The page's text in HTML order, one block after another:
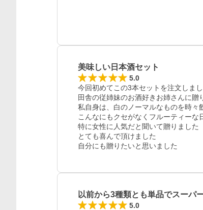
美味しい日本酒セット
5.0
今回初めてこの3本セットを注文しま
田舎の従姉妹のお酒好きお姉さんに贈
私自身は、白のノーマルなものを時々
こんなにもクセがなくフルーティーな
特に女性に人気だと聞いて贈りました
とても喜んで頂けました
自分にも贈りたいと思いました
以前から3種類とも単品でスーパ
5.0